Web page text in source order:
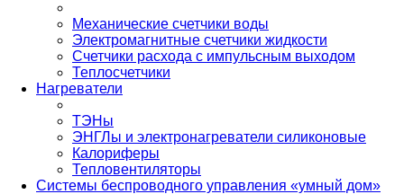
Механические счетчики воды
Электромагнитные счетчики жидкости
Счетчики расхода с импульсным выходом
Теплосчетчики
Нагреватели
ТЭНы
ЭНГЛы и электронагреватели силиконовые
Калориферы
Тепловентиляторы
Системы беспроводного управления «умный дом»